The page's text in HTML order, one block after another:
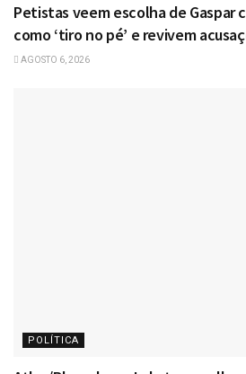
Petistas veem escolha de Gaspar
como ‘tiro no pé’ e revivem
AGOSTO 6, 2026
POLÍTICA